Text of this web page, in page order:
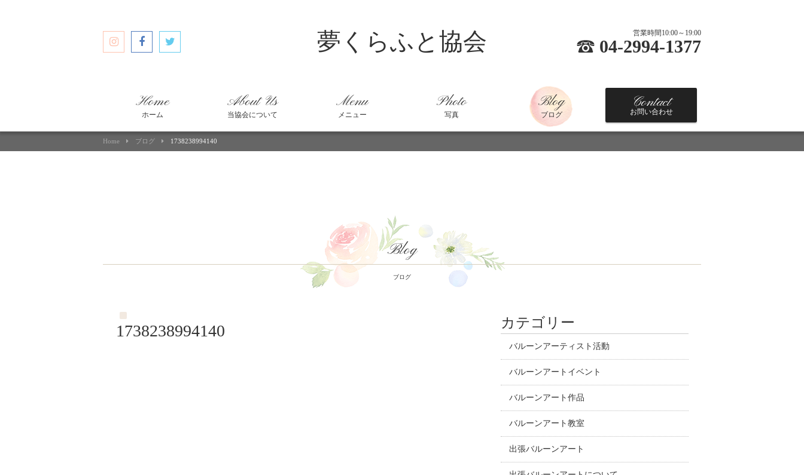
夢くらふと協会 営業時間10:00～19:00
04-2994-1377
Home
ホーム
About Us
当協会について
Menu
メニュー
Photo
写真
Blog
ブログ
Contact
お問い合わせ
Home ブログ 1738238994140
Blog
ブログ
1738238994140 カテゴリー
バルーンアーティスト活動
バルーンアートイベント
バルーンアート作品
バルーンアート教室
出張バルーンアート